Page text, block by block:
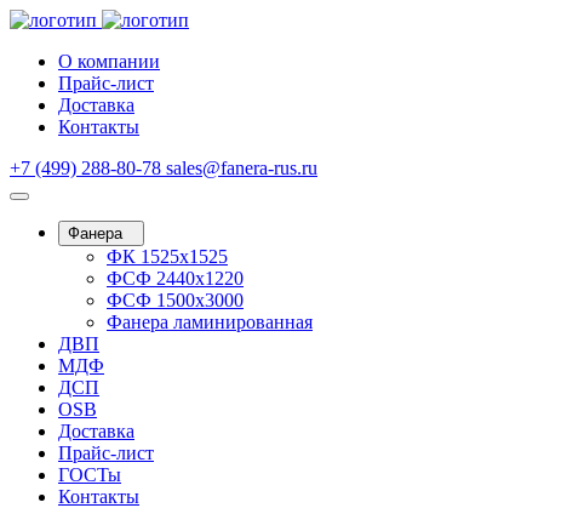
О компании
Прайс-лист
Доставка
Контакты
+7 (499) 288-80-78 sales@fanera-rus.ru
Фанера
ФК 1525х1525
ФСФ 2440х1220
ФСФ 1500х3000
Фанера ламинированная
ДВП
МДФ
ДСП
OSB
Доставка
Прайс-лист
ГОСТы
Контакты